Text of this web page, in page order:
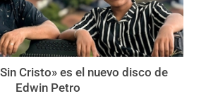
Cristo» es el nuevo disco de
Edwin Petro